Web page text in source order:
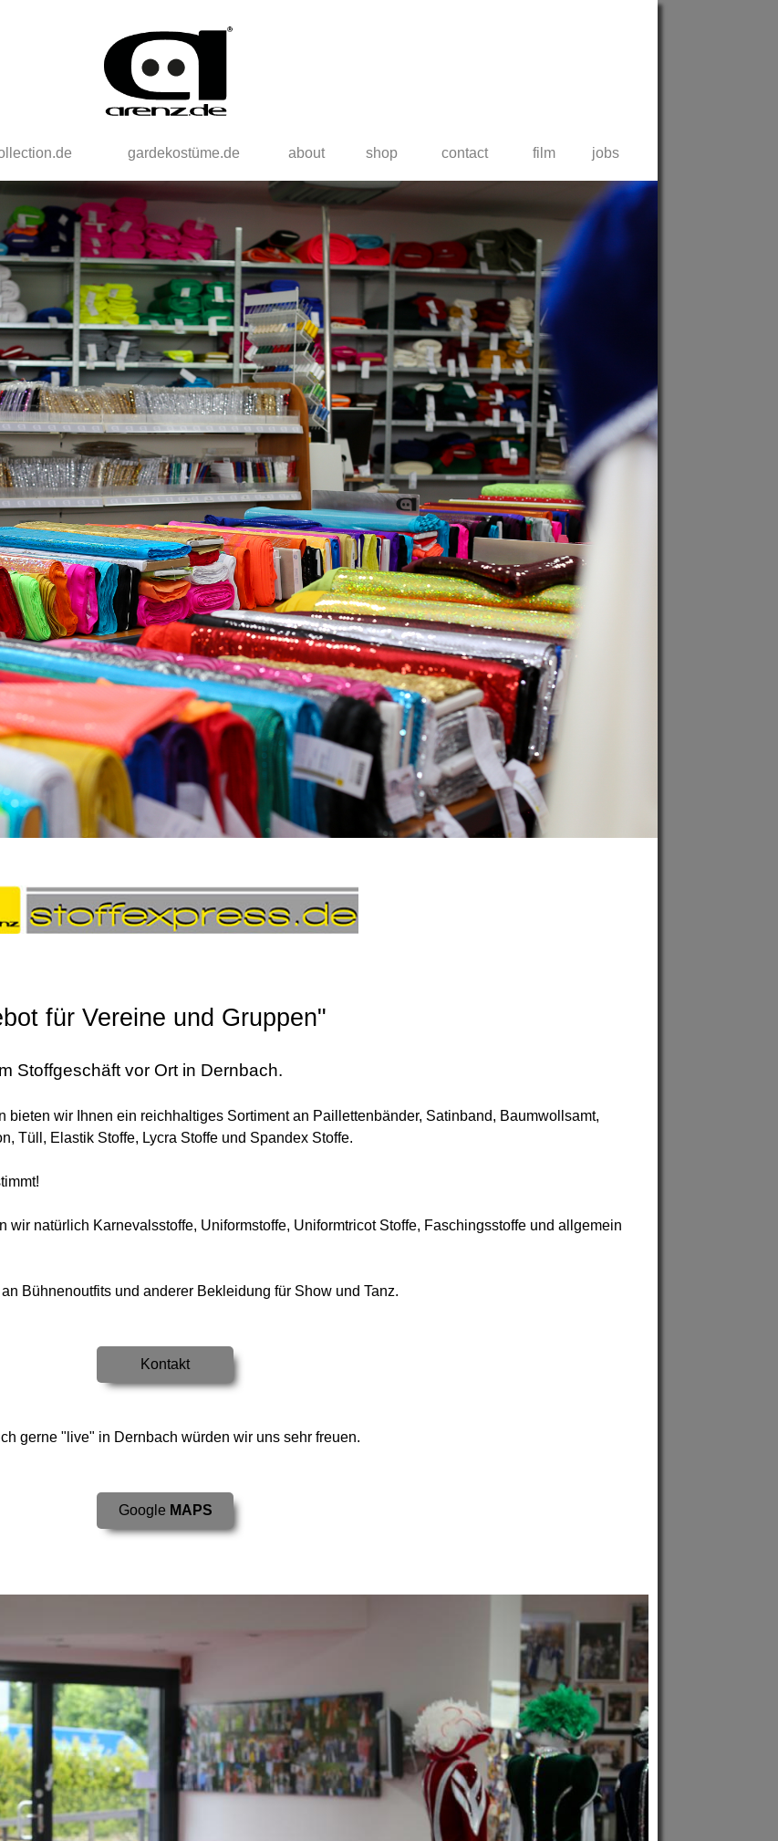
gardekostüme.de about shop contact film jobs
für Vereine und Gruppen"
Stoffgeschäft vor Ort in Dernbach.
bieten wir Ihnen ein reichhaltiges Sortiment an Paillettenbänder, Satinband, Baumwollsamt,
Tüll, Elastik Stoffe, Lycra Stoffe und Spandex Stoffe.
wir natürlich Karnevalsstoffe, Uniformstoffe, Uniformtricot Stoffe, Faschingsstoffe und allgemein
Bühnenoutfits und anderer Bekleidung für Show und Tanz.
Kontakt
gerne "live" in Dernbach würden wir uns sehr freuen.
Google MAPS